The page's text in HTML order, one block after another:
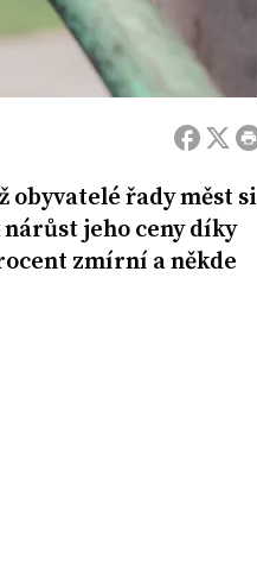
obyvatelé řady měst si
nárůst jeho ceny díky
zmírní a někde